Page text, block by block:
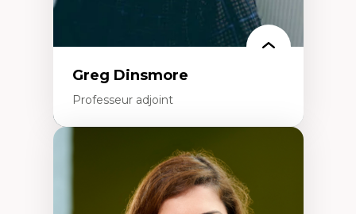
Greg Dinsmore
Professeur adjoint
Fragmentation des auditoires médiatiques
Analyse multi-plateforme des auditoires
médiatiques